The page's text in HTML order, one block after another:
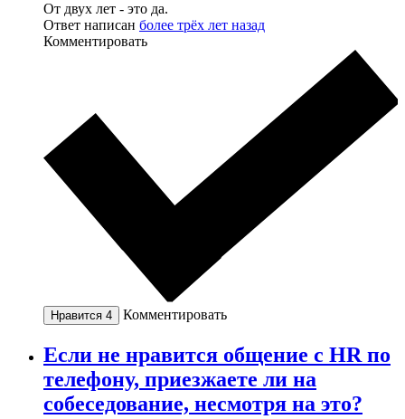
От двух лет - это да.
Ответ написан более трёх лет назад
Комментировать
Нравится 4 Комментировать
Если не нравится общение с HR по
телефону, приезжаете ли на
собеседование, несмотря на это?